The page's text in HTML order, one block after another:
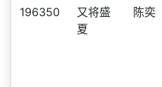
196350
又将盛
夏
陈奕